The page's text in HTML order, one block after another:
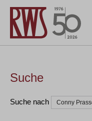
Suche
Suche nach